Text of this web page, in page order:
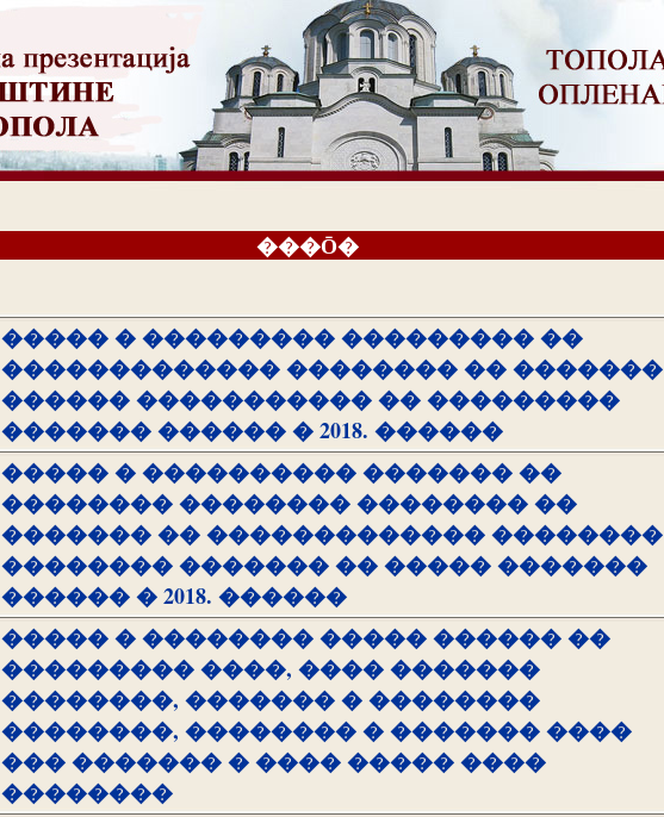
���Ō�
����� � ��������� ��������� ��
������������� �������� �� �������
������ ����������� �� ���������
������� ������ � 2018. ������
����� � ���������� ������� ��
�������� �������� �������� ��
������� �� ������������� ��������
�������� ������� �� ����� �������
������ � 2018. ������
����� � �������� ����� ������ ��
��������� ����, ���� �������
��������, ������� � ��������
��������, �������� � ������� ����
��� ������� � ���� ����� ����
��������